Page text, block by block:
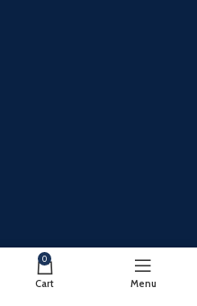
0
Cart Menu